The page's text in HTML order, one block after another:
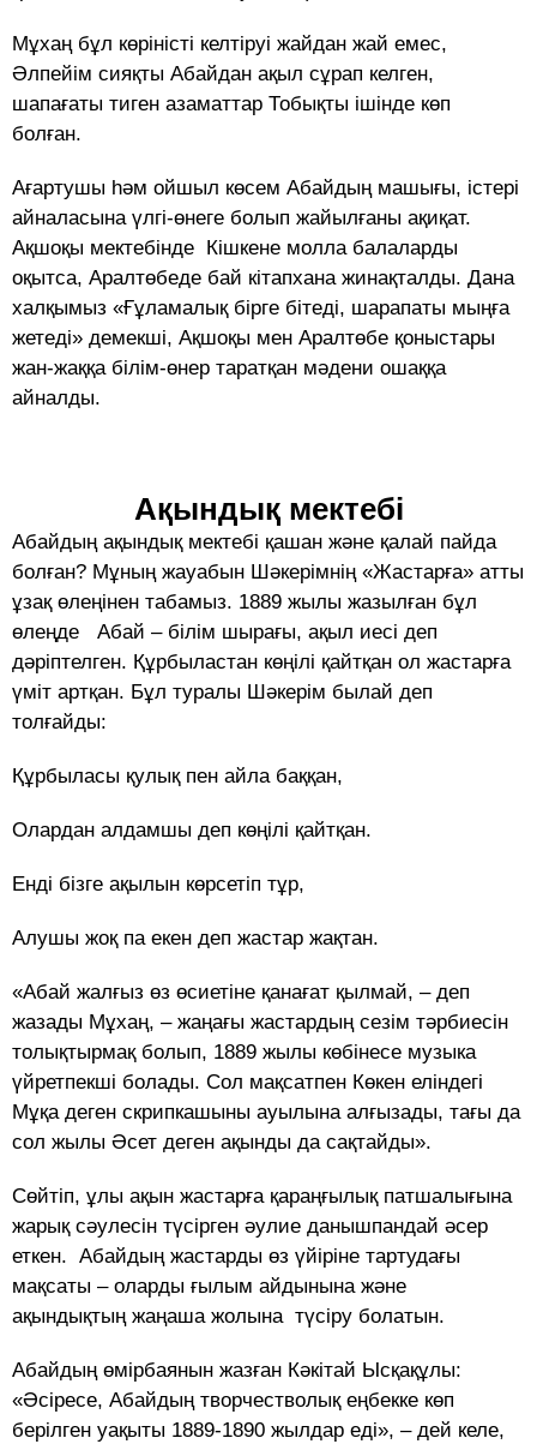
Мұхаң бұл көріністі келтіруі жайдан жай емес,
Әлпейім сияқты Абайдан ақыл сұрап келген,
шапағаты тиген азаматтар Тобықты ішінде көп
болған.
Ағартушы һәм ойшыл көсем Абайдың машығы, істері
айналасына үлгі-өнеге болып жайылғаны ақиқат.
Ақшоқы мектебінде Кішкене молла балаларды
оқытса, Аралтөбеде бай кітапхана жинақталды. Дана
халқымыз «Ғұламалық бірге бітеді, шарапаты мыңға
жетеді» демекші, Ақшоқы мен Аралтөбе қоныстары
жан-жаққа білім-өнер таратқан мәдени ошаққа
айналды.
Ақындық мектебі
Абайдың ақындық мектебі қашан және қалай пайда
болған? Мұның жауабын Шәкерімнің «Жастарға» атты
ұзақ өлеңінен табамыз. 1889 жылы жазылған бұл
өлеңде Абай – білім шырағы, ақыл иесі деп
дәріптелген. Құрбыластан көңілі қайтқан ол жастарға
үміт артқан. Бұл туралы Шәкерім былай деп
толғайды:
Құрбыласы қулық пен айла баққан,
Олардан алдамшы деп көңілі қайтқан.
Енді бізге ақылын көрсетіп тұр,
Алушы жоқ па екен деп жастар жақтан.
«Абай жалғыз өз өсиетіне қанағат қылмай, – деп
жазады Мұхаң, – жаңағы жастардың сезім тәрбиесін
толықтырмақ болып, 1889 жылы көбінесе музыка
үйретпекші болады. Сол мақсатпен Көкен еліндегі
Мұқа деген скрипкашыны ауылына алғызады, тағы да
сол жылы Әсет деген ақынды да сақтайды».
Сөйтіп, ұлы ақын жастарға қараңғылық патшалығына
жарық сәулесін түсірген әулие данышпандай әсер
еткен. Абайдың жастарды өз үйіріне тартудағы
мақсаты – оларды ғылым айдынына және
ақындықтың жаңаша жолына түсіру болатын.
Абайдың өмірбаянын жазған Кәкітай Ысқақұлы:
«Әсіресе, Абайдың творчестволық еңбекке көп
берілген уақыты 1889-1890 жылдар еді», – дей келе,